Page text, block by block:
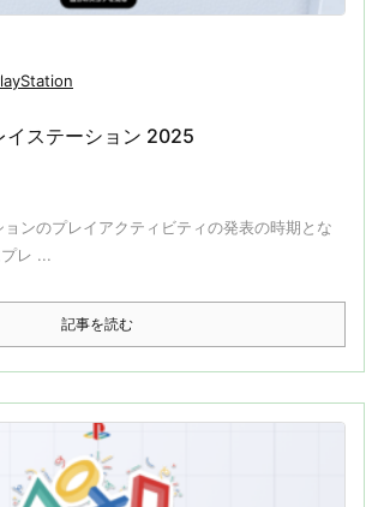
イステーション 2025
ンのプレイアクティビティの発表の時期とな
レ ...
記事を読む